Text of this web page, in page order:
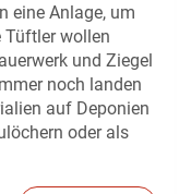
eine Anlage, um
Tüftler wollen
und Ziegel
noch landen
auf Deponien
oder als